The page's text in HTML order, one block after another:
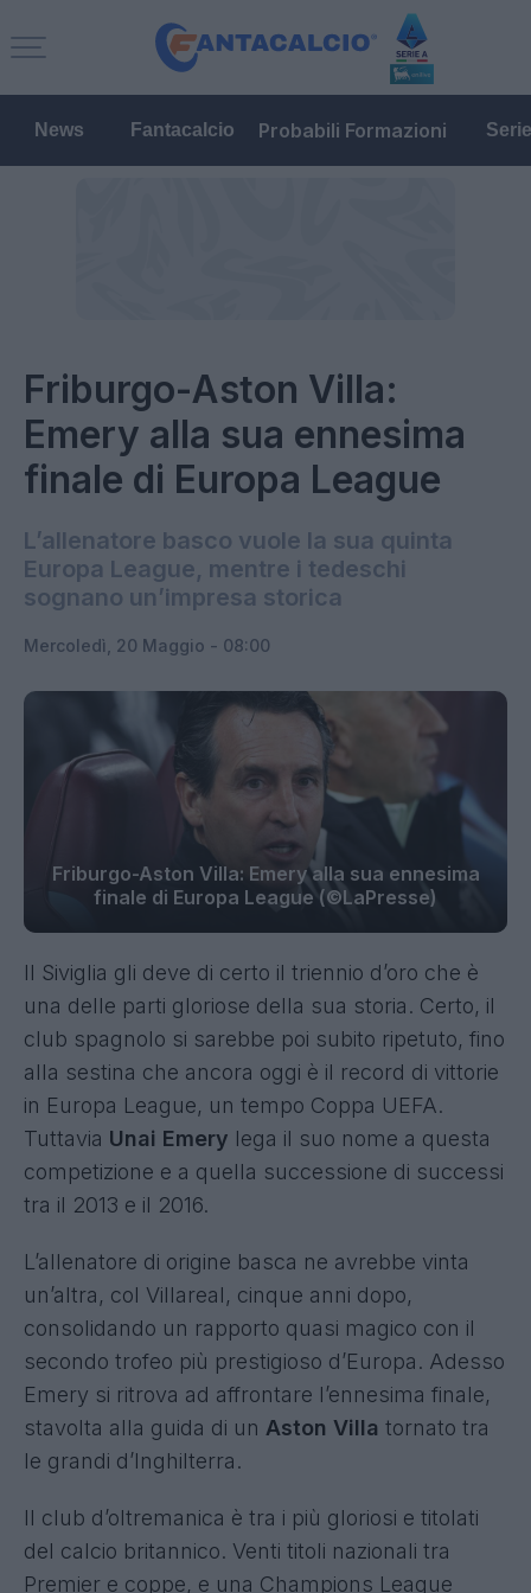
News Fantacalcio Probabili Formazioni
Friburgo-Aston Villa:
Emery alla sua ennesima
finale di Europa League
L’allenatore basco vuole la sua quinta
Europa League, mentre i tedeschi
sognano un’impresa storica
Mercoledì, 20 Maggio - 08:00
Friburgo-Aston Villa: Emery alla sua ennesima
finale di Europa League (©LaPresse)
Il Siviglia gli deve di certo il triennio d’oro che è
una delle parti gloriose della sua storia. Certo, il
club spagnolo si sarebbe poi subito ripetuto, fino
alla sestina che ancora oggi è il record di vittorie
in Europa League, un tempo Coppa UEFA.
Tuttavia Unai Emery lega il suo nome a questa
competizione e a quella successione di successi
tra il 2013 e il 2016.
L’allenatore di origine basca ne avrebbe vinta
un’altra, col Villareal, cinque anni dopo,
consolidando un rapporto quasi magico con il
secondo trofeo più prestigioso d’Europa. Adesso
Emery si ritrova ad affrontare l’ennesima finale,
stavolta alla guida di un Aston Villa tornato tra
le grandi d’Inghilterra.
Il club d’oltremanica è tra i più gloriosi e titolati
del calcio britannico. Venti titoli nazionali tra
Premier e coppe, e una Champions League